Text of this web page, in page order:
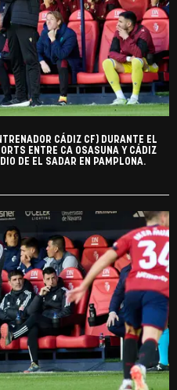
CÁDIZ CF) DURANTE EL
ENTRE CA OSASUNA Y CÁDIZ
DE EL SADAR EN PAMPLONA.